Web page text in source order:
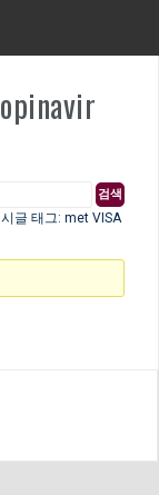
글 태그: met VISA